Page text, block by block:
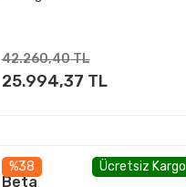
42.260,40 TL
25.994,37 TL
%38 Ücretsiz Kargo
Beta